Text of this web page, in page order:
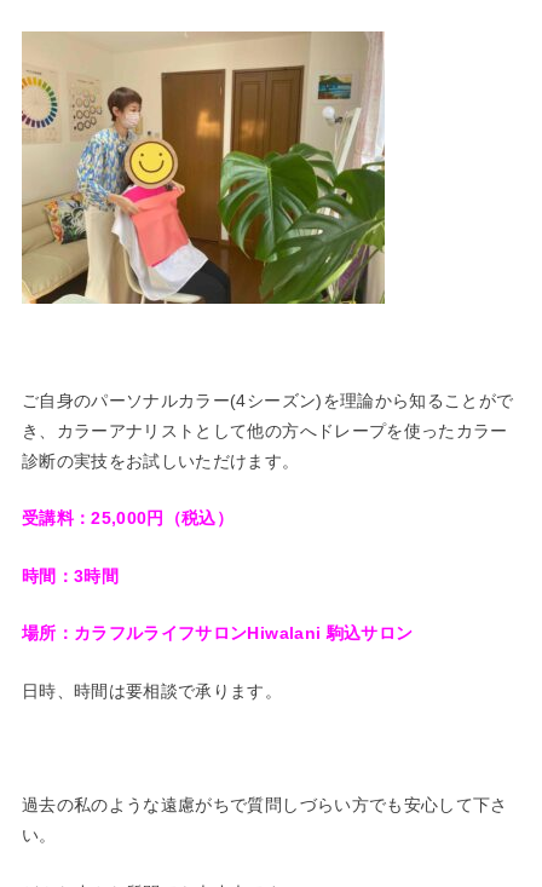
ご自身のパーソナルカラー(4シーズン)を理論から知ることがで
き、カラーアナリストとして他の方へドレープを使ったカラー
診断の実技をお試しいただけます。
受講料：25,000円（税込）
時間：3時間
場所：カラフルライフサロンHiwalani 駒込サロン
日時、時間は要相談で承ります。
過去の私のような遠慮がちで質問しづらい方でも安心して下さ
い。